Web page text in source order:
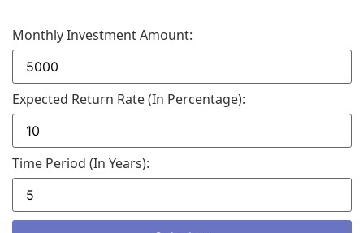
Monthly Investment Amount:
Expected Return Rate (in Percentage):
Time Period (in Years):